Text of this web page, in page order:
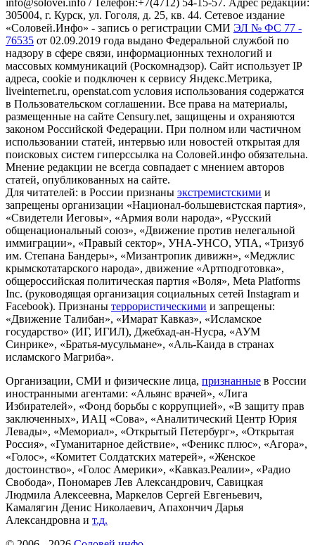
info@solovei.info / Телефон:+7(4712) 54-15-57. Адрес редакции:
305004, г. Курск, ул. Гоголя, д. 25, кв. 44. Сетевое издание
«Соловей.Инфо» - запись о регистрации СМИ ЭЛ № ФС 77 -
76535 от 02.09.2019 года выдано Федеральной службой по
надзору в сфере связи, информационных технологий и
массовых коммуникаций (Роскомнадзор). Сайт использует IP
адреса, cookie и подключен к сервису Яндекс.Метрика,
liveinternet.ru, openstat.com условия использования содержатся
в Пользовательском соглашении. Все права на материалы,
размещенные на сайте Censury.net, защищены и охраняются
законом Российской Федерации. При полном или частичном
использовании статей, интервью или новостей открытая для
поисковых систем гиперссылка на Соловей.инфо обязательна.
Мнение редакции не всегда совпадает с мнением авторов
статей, опубликованных на сайте.
Для читателей: в России признаны экстремистскими и
запрещены организации «Национал-большевистская партия»,
«Свидетели Иеговы», «Армия воли народа», «Русский
общенациональный союз», «Движение против нелегальной
иммиграции», «Правый сектор», УНА-УНСО, УПА, «Тризуб
им. Степана Бандеры», «Мизантропик дивижн», «Меджлис
крымскотатарского народа», движение «Артподготовка»,
общероссийская политическая партия «Воля», Meta Platforms
Inc. (руководящая организация социальных сетей Instagram и
Facebook). Признаны террористическими и запрещены:
«Движение Талибан», «Имарат Кавказ», «Исламское
государство» (ИГ, ИГИЛ), Джебхад-ан-Нусра, «АУМ
Синрике», «Братья-мусульмане», «Аль-Каида в странах
исламского Магриба».
Организации, СМИ и физические лица, признанные в России
иностранными агентами: «Альянс врачей», «Лига
Избирателей», «Фонд борьбы с коррупцией», «В защиту прав
заключенных», ИАЦ «Сова», «Аналитический Центр Юрия
Левады», «Мемориал», «Открытый Петербург», «Открытая
Россия», «Гуманитарное действие», «Феникс плюс», «Агора»,
«Голос», «Комитет Солдатских матерей», «Женское
достоинство», «Голос Америки», «Кавказ.Реалии», «Радио
Свобода», Пономарев Лев Александрович, Савицкая
Людмила Алексеевна, Маркелов Сергей Евгеньевич,
Камалягин Денис Николаевич, Апахончич Дарья
Александровна и т.д.